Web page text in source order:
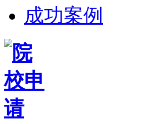
成功案例